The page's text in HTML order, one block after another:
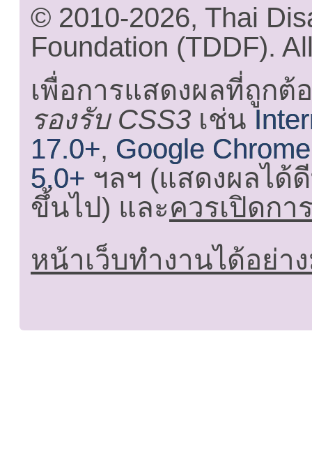
© 2010-2026, Thai
Foundation (TDDF).
เพื่อการแสดงผลที่ถูกต้
รองรับ CSS3 เช่น
17.0+, Google
5.0+ ฯลฯ (แสดงผลได้
ขึ้นไป) และควรเปิดกา
หน้าเว็บทำงานได้อย่า